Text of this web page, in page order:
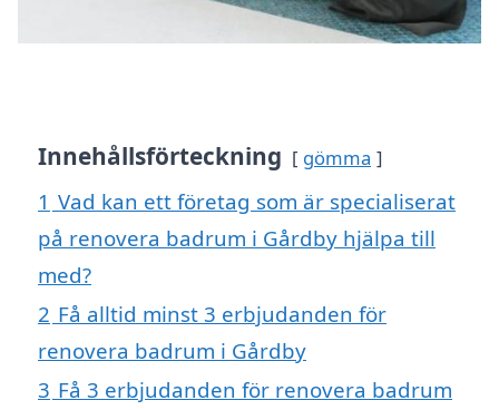
Innehållsförteckning gömma
1 Vad kan ett företag som är specialiserat
på renovera badrum i Gårdby hjälpa till
med?
2 Få alltid minst 3 erbjudanden för
renovera badrum i Gårdby
3 Få 3 erbjudanden för renovera badrum